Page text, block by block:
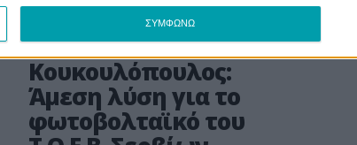
ΣΥΜΦΩΝΩ
Σέρβια
Κουκουλόπουλος:
Άμεση λύση για το
φωτοβολταϊκό του